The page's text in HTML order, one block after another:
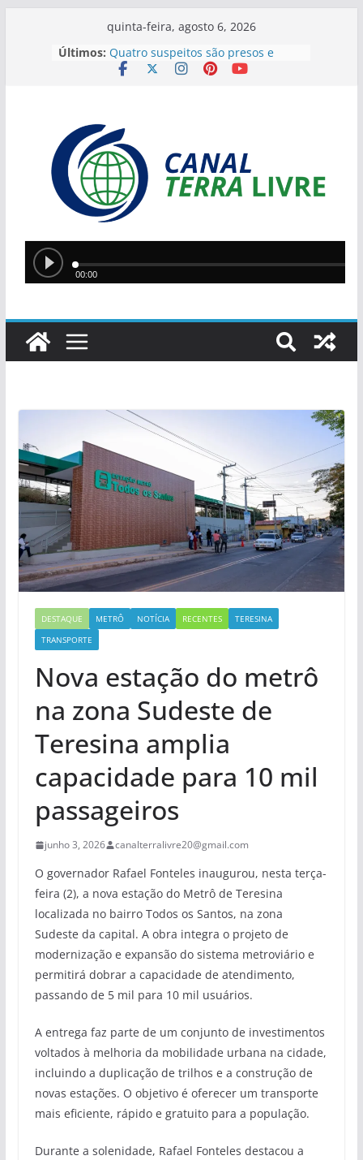
quinta-feira, agosto 6, 2026
Últimos: Quatro suspeitos são presos e
arsenal com sete armas é
Gaspar como vice em chapa
presidencial do PL
Homem incendeia casa da ex-
companheira com filha de 13 anos
dentro do imóvel e foge após o
crime
política de valorização na educação
Ciro Nogueira apresenta projeto
DESTAQUE METRÔ NOTÍCIA RECENTES
TERESINA
TRANSPORTE
Nova estação do metrô
na zona Sudeste de
Teresina amplia
capacidade para 10 mil
passageiros
junho 3, 2026 canalterralivre20@gmail.com
O governador Rafael Fonteles inaugurou, nesta terça-
feira (2), a nova estação do Metrô de Teresina
localizada no bairro Todos os Santos, na zona
Sudeste da capital. A obra integra o projeto de
modernização e expansão do sistema metroviário e
permitirá dobrar a capacidade de atendimento,
passando de 5 mil para 10 mil usuários.
A entrega faz parte de um conjunto de investimentos
voltados à melhoria da mobilidade urbana na cidade,
incluindo a duplicação de trilhos e a construção de
novas estações. O objetivo é oferecer um transporte
mais eficiente, rápido e gratuito para a população.
Durante a solenidade, Rafael Fonteles destacou a